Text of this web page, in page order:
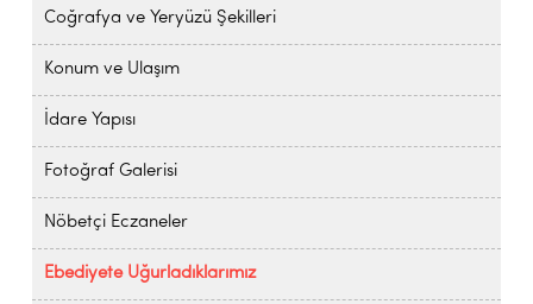
Coğrafya ve Yeryüzü Şekilleri
Konum ve Ulaşım
İdare Yapısı
Fotoğraf Galerisi
Nöbetçi Eczaneler
Ebediyete Uğurladıklarımız